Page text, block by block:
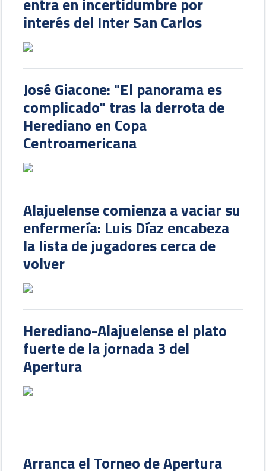
interés del Inter San Carlos
José Giacone: "El panorama es
complicado" tras la derrota de
Herediano en Copa
Centroamericana
Alajuelense comienza a vaciar su
enfermería: Luis Díaz encabeza
la lista de jugadores cerca de
volver
Herediano-Alajuelense el plato
fuerte de la jornada 3 del
Apertura
Arranca el Torneo de Apertura